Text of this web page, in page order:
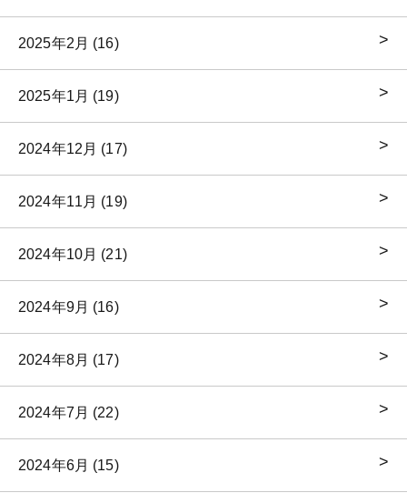
2025年2月 (16)
2025年1月 (19)
2024年12月 (17)
2024年11月 (19)
2024年10月 (21)
2024年9月 (16)
2024年8月 (17)
2024年7月 (22)
2024年6月 (15)